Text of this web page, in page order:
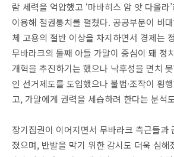
람 세력을 억압했고 ‘마바히스 암 앗 다울라
이용해 철권통치를 펼쳤다. 공공부문이 비
체 고용의 절반 이상을 차지하면서 경제는
무바라크의 둘째 아들 가말이 중심이 돼 정
개혁을 추진하기는 했으나 낙후성을 면치
인 선거제도를 도입했으나 불법·조작이 횡
고, 가말에게 권력을 세습하려 한다는 분석
장기집권이 이어지면서 무바라크 측근들과
졌으며, 반발을 막기 위한 감시도 더욱 심해